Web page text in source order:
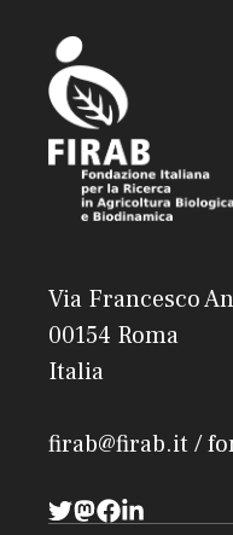
Via Francesco
00154 Roma
Italia
firab@firab.it /